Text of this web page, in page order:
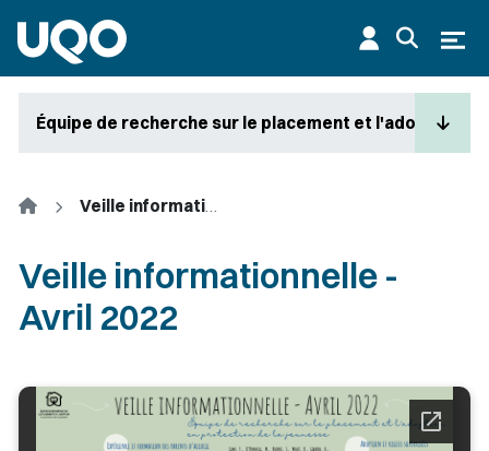
Équipe de recherche sur le placement et l'adoption
Accueil Veille informationnelle - Avril 2022
Veille informationnelle -
Avril 2022